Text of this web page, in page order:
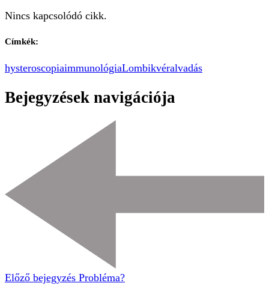
Nincs kapcsolódó cikk.
Címkék:
hysteroscopiaimmunológiaLombikvéralvadás
Bejegyzések navigációja
Előző bejegyzés Probléma?